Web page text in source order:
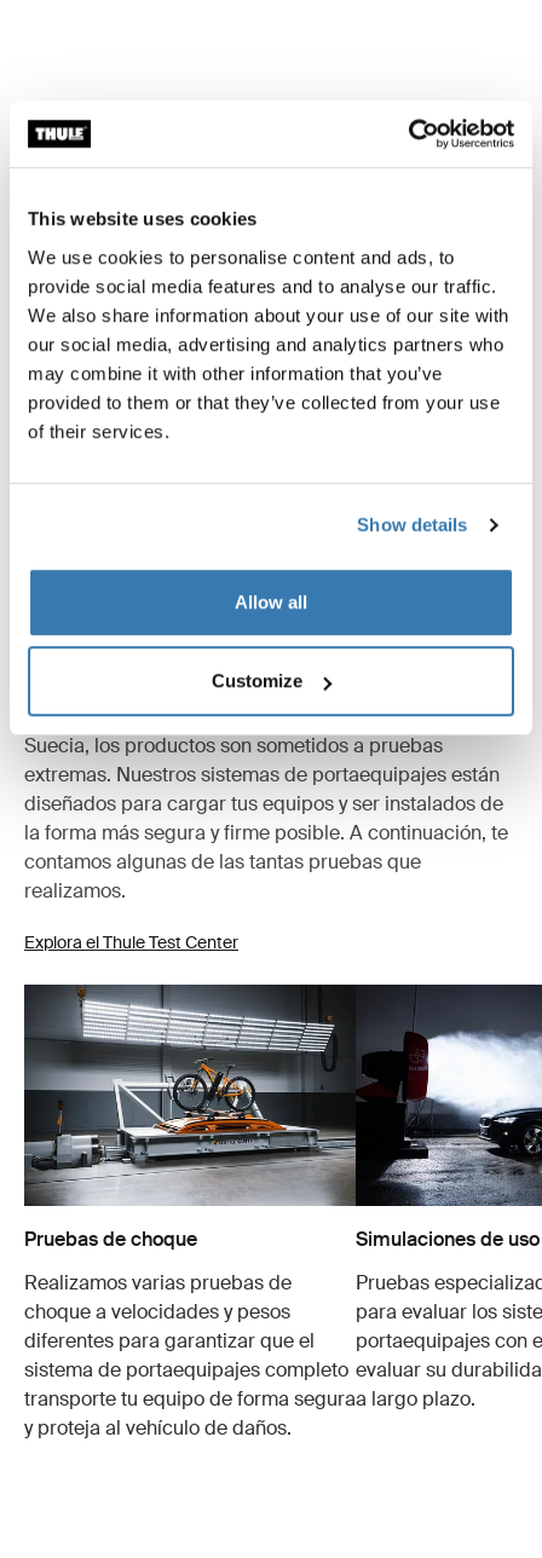
This website uses cookies
We use cookies to personalise content and ads, to
provide social media features and to analyse our traffic.
We also share information about your use of our site with
our social media, advertising and analytics partners who
may combine it with other information that you’ve
provided to them or that they’ve collected from your use
of their services.
Show details
Allow all
Customize
Toggle features
Todas las características
Toggle techspec
Especificaciones técnicas
Toggle guides and instructions
Instrucciones
Probados al límite
En el Thule Test Center™ ubicado en Hillerstorp,
Suecia, los productos son sometidos a pruebas
extremas. Nuestros sistemas de portaequipajes están
diseñados para cargar tus equipos y ser instalados de
la forma más segura y firme posible. A continuación, te
contamos algunas de las tantas pruebas que
realizamos.
Explora el Thule Test Center
Pruebas de choque
Realizamos varias pruebas de
choque a velocidades y pesos
diferentes para garantizar que el
sistema de portaequipajes completo
transporte tu equipo de forma segura
y proteja al vehículo de daños.
Simulaciones de
Pruebas
para evaluar los
portaequipajes con
evaluar su
a largo plazo.